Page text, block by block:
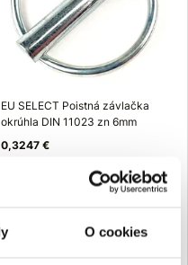
O cookies
EU SELECT Poistná závlačka
okrúhla DIN 11023 zn 6mm
0,3247 €
Rozmer (mm): 6 mm
Povrchová úprava: biely